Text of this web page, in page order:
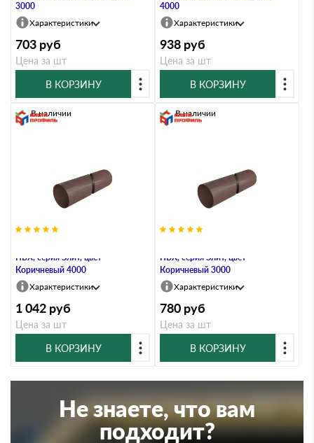
3000
Характеристики
703 руб
Цена за шт
В КОРЗИНУ
4000
Характеристики
938 руб
Цена за шт
В КОРЗИНУ
ПВХ, серия Элит, цвет
Коричневый 4000
В наличии
Характеристики
1 042 руб
Цена за шт
В КОРЗИНУ
ПВХ, серия Элит, цвет
Коричневый 3000
В наличии
Характеристики
780 руб
Цена за шт
В КОРЗИНУ
Не знаете, что вам
подходит?